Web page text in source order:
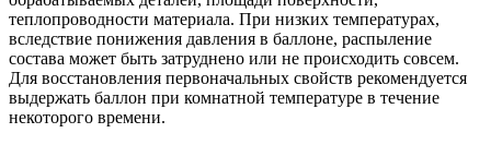
теплопроводности материала. При низких температурах,
вследствие понижения давления в баллоне, распыление
состава может быть затруднено или не происходить совсем.
Для восстановления первоначальных свойств рекомендуется
выдержать баллон при комнатной температуре в течение
некоторого времени.